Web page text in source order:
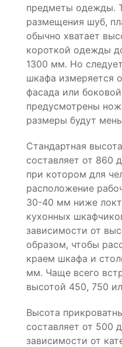
предметы одежды.
размещения шуб,
обычно хватает
короткой одежды
1300 мм. Но
шкафа измеряется
фасада или
предусмотрены
размеры будут
Стандартная
составляет от 860
при котором для
расположение
30-40 мм ниже
кухонных
зависимости от
образом, чтобы
краем шкафа и
мм. Чаще всего
высотой 450, 750
Высота
составляет от 500
зависимости от